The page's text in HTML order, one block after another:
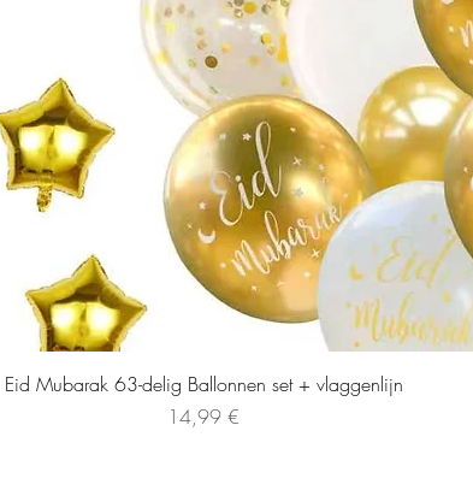
Eid Mubarak 63-delig Ballonnen set + vlaggenlijn
Preis
14,99 €